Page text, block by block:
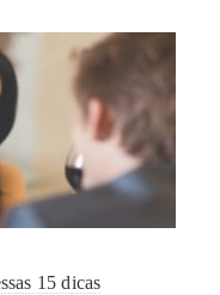
15 dicas